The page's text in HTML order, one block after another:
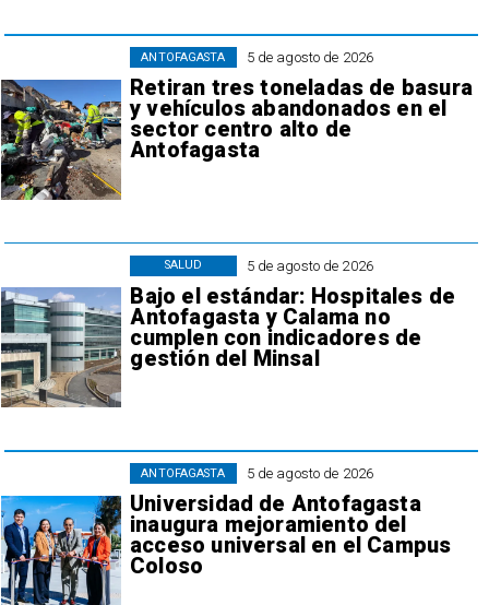
5 de agosto de 2026
Retiran tres toneladas de basura
y vehículos abandonados en el
sector centro alto de
Antofagasta
ANTOFAGASTA
5 de agosto de 2026
Bajo el estándar: Hospitales de
Antofagasta y Calama no
cumplen con indicadores de
gestión del Minsal
SALUD
5 de agosto de 2026
Universidad de Antofagasta
inaugura mejoramiento del
acceso universal en el Campus
Coloso
ANTOFAGASTA